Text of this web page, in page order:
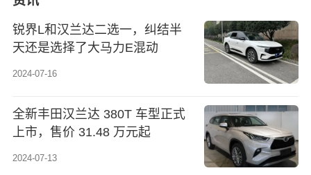
锐界L和汉兰达二选一，纠结半
天还是选择了大马力E混动
2024-07-16
全新丰田汉兰达 380T 车型正式
上市，售价 31.48 万元起
2024-07-13